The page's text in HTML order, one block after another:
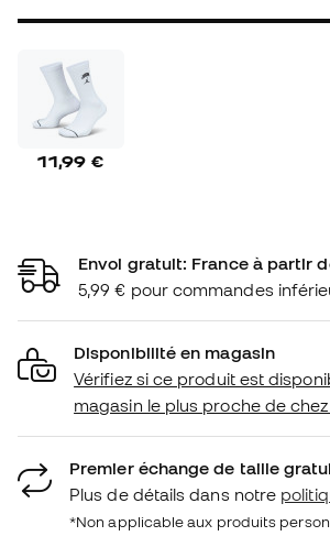
11,99 €
Envoi gratuit: France à partir
5,99 € pour commandes
Disponibilité en magasin
Vérifiez si ce produit est
magasin le plus proche de chez
Premier échange de taille
Plus de détails dans notre
*Non applicable aux produits